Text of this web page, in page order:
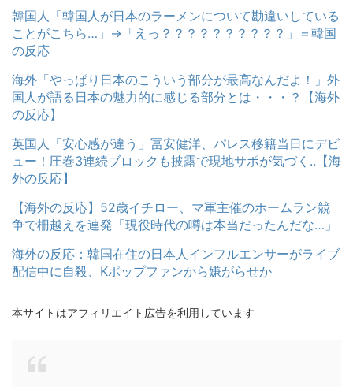
韓国人「韓国人が日本のラーメンについて勘違いしている
ことがこちら…」→「えっ？？？？？？？？？？」＝韓国
の反応
海外「やっぱり日本のこういう部分が最高なんだよ！」外
国人が語る日本の魅力的に感じる部分とは・・・？【海外
の反応】
英国人「安心感が違う」冨安健洋、パレス移籍当日にデビ
ュー！圧巻3連続ブロックも披露で現地サポが気づく..【海
外の反応】
【海外の反応】52歳イチロー、マ軍主催のホームラン競
争で柵越えを連発「現役時代の噂は本当だったんだな…」
海外の反応：韓国在住の日本人インフルエンサーがライブ
配信中に自殺、Kポップファンから嫌がらせか
本サイトはアフィリエイト広告を利用しています